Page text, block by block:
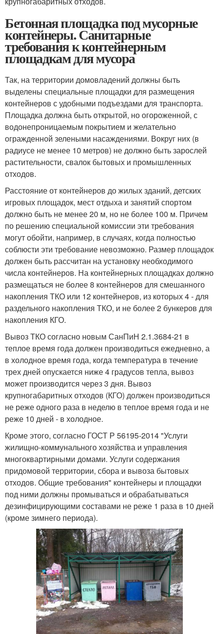
Бетонная площадка под мусорные
контейнеры. Санитарные
требования к контейнерным
площадкам для мусора
Так, на территории домовладений должны быть
выделены специальные площадки для размещения
контейнеров с удобными подъездами для транспорта.
Площадка должна быть открытой, но огороженной, с
водонепроницаемым покрытием и желательно
огражденной зелеными насаждениями. Вокруг них (в
радиусе не менее 10 метров) не должно быть зарослей
растительности, свалок бытовых и промышленных
отходов.
Расстояние от контейнеров до жилых зданий, детских
игровых площадок, мест отдыха и занятий спортом
должно быть не менее 20 м, но не более 100 м. Причем
по решению специальной комиссии эти требования
могут обойти, например, в случаях, когда полностью
соблюсти эти требование невозможно. Размер площадок
должен быть рассчитан на установку необходимого
числа контейнеров. На контейнерных площадках должно
размещаться не более 8 контейнеров для смешанного
накопления ТКО или 12 контейнеров, из которых 4 - для
раздельного накопления ТКО, и не более 2 бункеров для
накопления КГО.
Вывоз ТКО согласно новым СанПиН 2.1.3684-21 в
теплое время года должен производиться ежедневно, а
в холодное время года, когда температура в течение
трех дней опускается ниже 4 градусов тепла, вывоз
может производится через 3 дня. Вывоз
крупногабаритных отходов (КГО) должен производиться
не реже одного раза в неделю в теплое время года и не
реже 10 дней - в холодное.
Кроме этого, согласно ГОСТ Р 56195-2014 "Услуги
жилищно-коммунального хозяйства и управления
многоквартирными домами. Услуги содержания
придомовой территории, сбора и вывоза бытовых
отходов. Общие требования" контейнеры и площадки
под ними должны промываться и обрабатываться
дезинфицирующими составами не реже 1 раза в 10 дней
(кроме зимнего периода).